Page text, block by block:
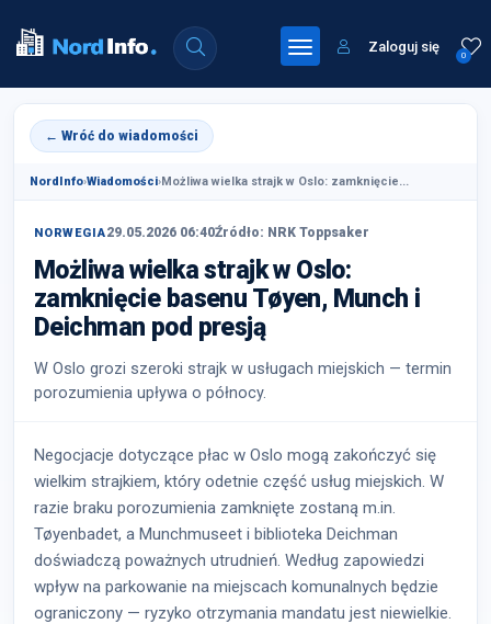
0
Zaloguj się
← Wróć do wiadomości
NordInfo›Wiadomości›Możliwa wielka strajk w Oslo: zamknięcie...
NORWEGIA29.05.2026 06:40Źródło: NRK Toppsaker
Możliwa wielka strajk w Oslo:
zamknięcie basenu Tøyen, Munch i
Deichman pod presją
W Oslo grozi szeroki strajk w usługach miejskich — termin
porozumienia upływa o północy.
Negocjacje dotyczące płac w Oslo mogą zakończyć się
wielkim strajkiem, który odetnie część usług miejskich. W
razie braku porozumienia zamknięte zostaną m.in.
Tøyenbadet, a Munchmuseet i biblioteka Deichman
doświadczą poważnych utrudnień. Według zapowiedzi
wpływ na parkowanie na miejscach komunalnych będzie
ograniczony — ryzyko otrzymania mandatu jest niewielkie.